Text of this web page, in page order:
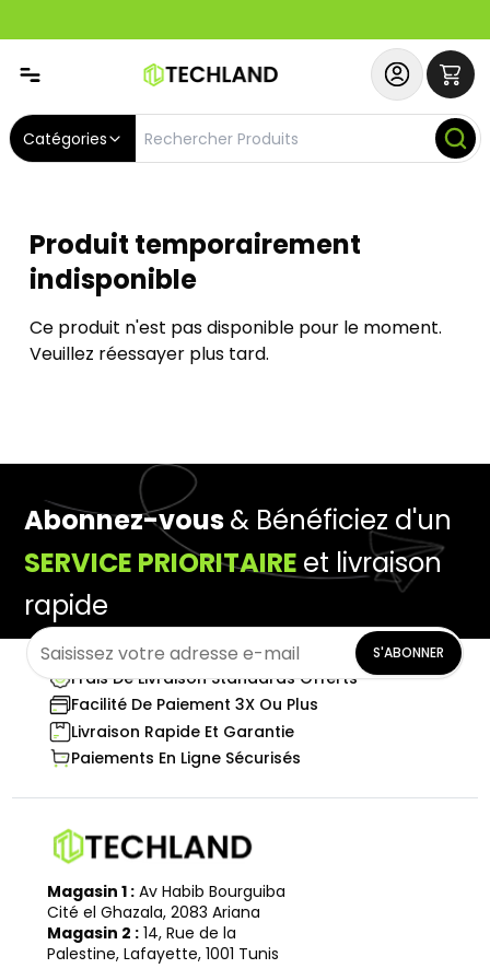
Catégories
Produit temporairement
indisponible
Ce produit n'est pas disponible pour le moment.
Veuillez réessayer plus tard.
Abonnez-vous& Bénéficiez d'un
SERVICE PRIORITAIRE et livraison
rapide
S'ABONNER
Frais De Livraison Standards Offerts
Facilité De Paiement 3X Ou Plus
Livraison Rapide Et Garantie
Paiements En Ligne Sécurisés
Magasin 1 : Av Habib Bourguiba
Cité el Ghazala, 2083 Ariana
Magasin 2 : 14, Rue de la
Palestine, Lafayette, 1001 Tunis